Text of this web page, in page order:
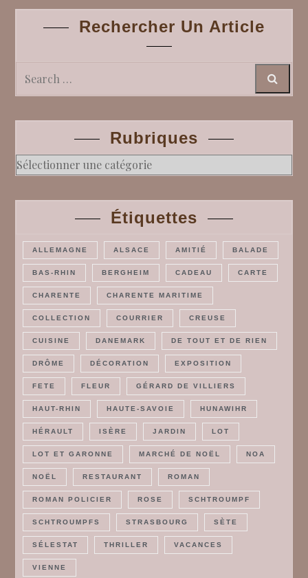
Rechercher Un Article
Rubriques
Rubriques
Étiquettes
ALLEMAGNE ALSACE AMITIÉ BALADE
BAS-RHIN BERGHEIM CADEAU CARTE
CHARENTE CHARENTE MARITIME
COLLECTION COURRIER CREUSE
CUISINE DANEMARK DE TOUT ET DE RIEN
DRÔME DÉCORATION EXPOSITION
FETE FLEUR GÉRARD DE VILLIERS
HAUT-RHIN HAUTE-SAVOIE HUNAWIHR
HÉRAULT ISÈRE JARDIN LOT
LOT ET GARONNE MARCHÉ DE NOËL NOA
NOËL RESTAURANT ROMAN
ROMAN POLICIER ROSE SCHTROUMPF
SCHTROUMPFS STRASBOURG SÈTE
SÉLESTAT THRILLER VACANCES
VIENNE